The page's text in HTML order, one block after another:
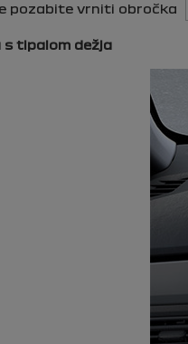
pozabite vrniti obročka
s tipalom dežja